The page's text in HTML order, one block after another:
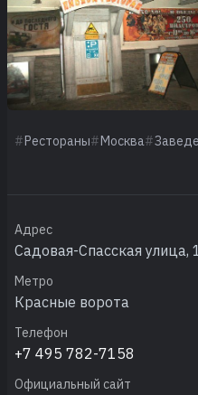
Рестораны Москва
Адрес
Садовая-Спасская
Метро
Красные ворота
Телефон
+7 495 782-7158
Официальный сайт